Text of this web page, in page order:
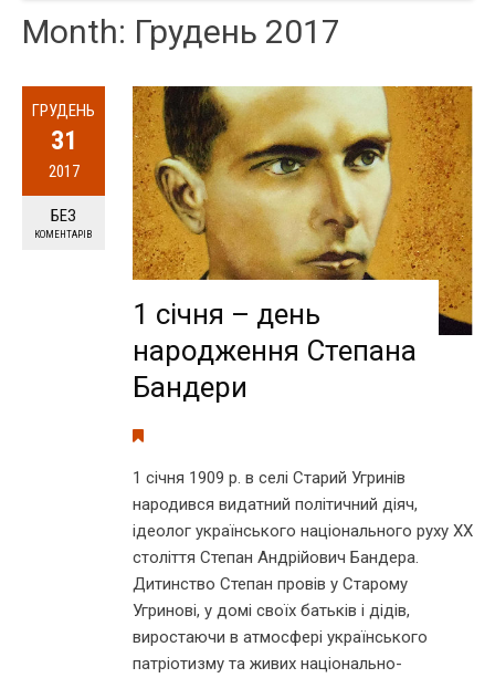
Month: Грудень 2017
ГРУДЕНЬ
31
2017
БЕЗ
КОМЕНТАРІВ
1 січня – день
народження Степана
Бандери
1 січня 1909 р. в селі Старий Угринів
народився видатний політичний діяч,
ідеолог українського національного руху ХХ
століття Степан Андрійович Бандера.
Дитинство Степан провів у Старому
Угринові, у домі своїх батьків і дідів,
виростаючи в атмосфері українського
патріотизму та живих національно-